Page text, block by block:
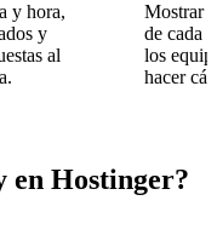
y hora,
y
al
Mostrar
de cada
los
hacer
en Hostinger?